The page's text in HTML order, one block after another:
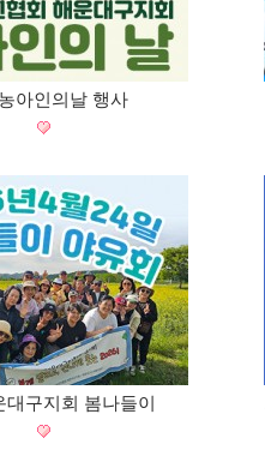
아인의날 행사
대구지회 봄나들이